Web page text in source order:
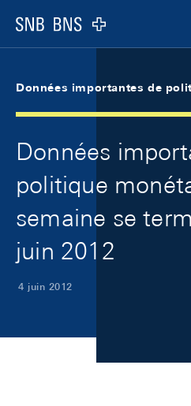
Logo
Données importantes de
Données
politique
semaine se
juin 2012
4 juin 2012